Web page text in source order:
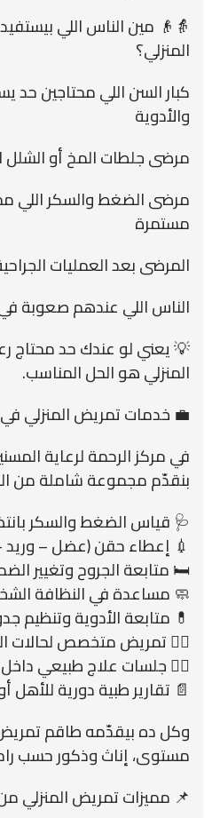
👵👴 مين الناس اللي
المنزلي؟
كبار السن اللي محتاجين حد
والأدوية
مرضى جلطات المخ أو
مرضى الضغط والسكر اللي
مستمرة
المرضى بعد العمليات
الناس اللي عندهم صعوبة
💡 يعني لو عندك حد محتاج
المنزلي هو الحل المناسب.
💼 خدمات تمريض المنزلي في
في مركز الرحمة لرعاية
بنقدّم مجموعة شاملة من
🩺 قياس الضغط والسكر
💉 إعطاء حقن (عضل – وريد
🛏️ متابعة الجروح وتغيير
🧼 مساعدة في النظافة
💊 متابعة الأدوية وتنظيم
👩‍⚕️ تمريض متخصص لحالات
🏃‍♂️ جلسات علاج طبيعي داخل
📄 تقارير طبية دورية للأهل
وكل ده بيقدّمه طاقم
مستوى، إناث وذكور حسب
📌 مميزات تمريض المنزلي